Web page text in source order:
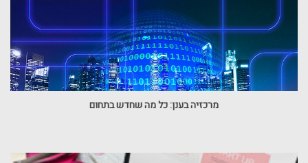
מרכזיה בענן: כל מה שחדש בתחום